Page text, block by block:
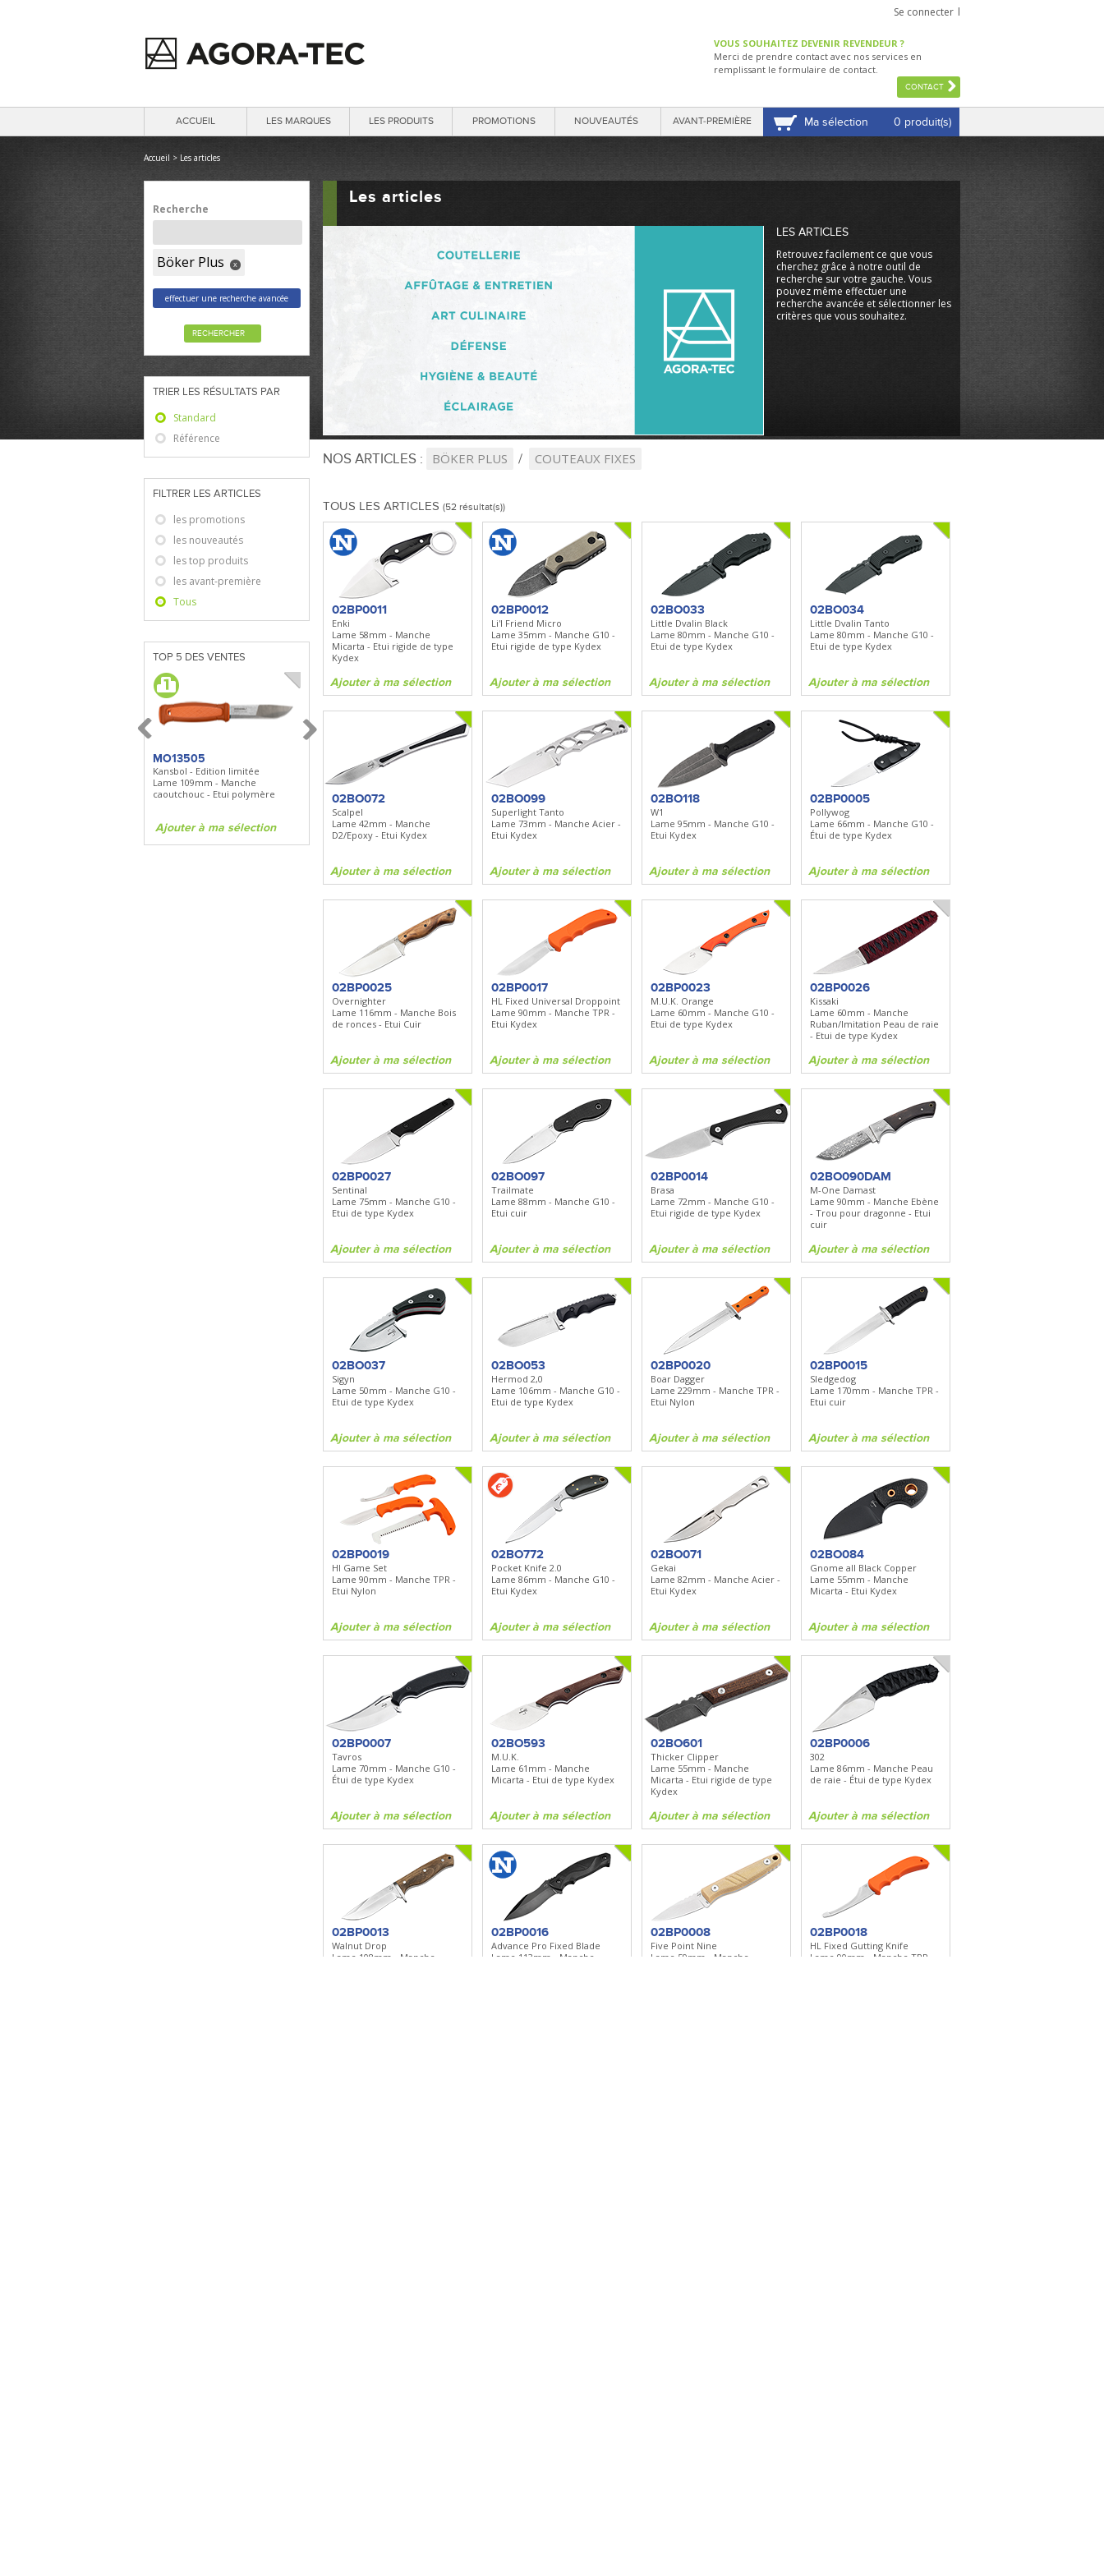
Se connecter
VOUS SOUHAITEZ DEVENIR REVENDEUR ?
Merci de prendre contact avec nos services en
remplissant le formulaire de contact.
CONTACT
ACCUEIL LES MARQUES LES PRODUITS PROMOTIONS NOUVEAUTÉS AVANT-PREMIÈRE Ma sélection 0 produit(s)
Les articles
LES ARTICLES
Retrouvez facilement ce que vous
cherchez grâce à notre outil de
recherche sur votre gauche. Vous
pouvez même effectuer une
recherche avancée et sélectionner les
critères que vous souhaitez.
Accueil > Les articles
Recherche
Böker Plus x
effectuer une recherche avancée
RECHERCHER
TRIER LES RÉSULTATS PAR
Standard
Référence
FILTRER LES ARTICLES
les promotions
les nouveautés
les top produits
les avant-première
Tous
TOP 5 DES VENTES
MO13505
Kansbol - Edition limitée
Lame 109mm - Manche
caoutchouc - Etui polymère
Ajouter à ma sélection
3en1 Pepper Spray + Clip
Clip - 23,7mL
Ajouter à ma sélection
Lame 82mm - Manche Grivory -
Clip réversible
Ajouter à ma sélection
Lame 170mm - Manche bois
Ajouter à ma sélection
DC4 - Pierre à aiguiser
Longueur 100mm -
Diamant/céramique - Etui cuir
Ajouter à ma sélection
NOS ARTICLES : BÖKER PLUS COUTEAUX FIXES
TOUS LES ARTICLES (52 résultat(s))
02BP0011
Enki
Lame 58mm - Manche
Micarta - Etui rigide de type
Kydex
Ajouter à ma sélection
02BP0012
Li'l Friend Micro
Lame 35mm - Manche G10 -
Etui rigide de type Kydex
Ajouter à ma sélection
02BO033
Little Dvalin Black
Lame 80mm - Manche G10 -
Etui de type Kydex
Ajouter à ma sélection
02BO034
Little Dvalin Tanto
Lame 80mm - Manche G10 -
Etui de type Kydex
Ajouter à ma sélection
02BO072
Scalpel
Lame 42mm - Manche
D2/Epoxy - Etui Kydex
Ajouter à ma sélection
02BO099
Superlight Tanto
Lame 73mm - Manche Acier -
Etui Kydex
Ajouter à ma sélection
02BO118
W1
Lame 95mm - Manche G10 -
Etui Kydex
Ajouter à ma sélection
02BP0005
Pollywog
Lame 66mm - Manche G10 -
Étui de type Kydex
Ajouter à ma sélection
02BP0025
Overnighter
Lame 116mm - Manche Bois
de ronces - Etui Cuir
Ajouter à ma sélection
02BP0017
HL Fixed Universal Droppoint
Lame 90mm - Manche TPR -
Etui Kydex
Ajouter à ma sélection
02BP0023
M.U.K. Orange
Lame 60mm - Manche G10 -
Etui de type Kydex
Ajouter à ma sélection
02BP0026
Kissaki
Lame 60mm - Manche
Ruban/Imitation Peau de raie
- Etui de type Kydex
Ajouter à ma sélection
02BP0027
Sentinal
Lame 75mm - Manche G10 -
Etui de type Kydex
Ajouter à ma sélection
02BO097
Trailmate
Lame 88mm - Manche G10 -
Etui cuir
Ajouter à ma sélection
02BP0014
Brasa
Lame 72mm - Manche G10 -
Etui rigide de type Kydex
Ajouter à ma sélection
02BO090DAM
M-One Damast
Lame 90mm - Manche Ebène
- Trou pour dragonne - Etui
cuir
Ajouter à ma sélection
02BO037
Sigyn
Lame 50mm - Manche G10 -
Etui de type Kydex
Ajouter à ma sélection
02BO053
Hermod 2,0
Lame 106mm - Manche G10 -
Etui de type Kydex
Ajouter à ma sélection
02BP0020
Boar Dagger
Lame 229mm - Manche TPR -
Etui Nylon
Ajouter à ma sélection
02BP0015
Sledgedog
Lame 170mm - Manche TPR -
Etui cuir
Ajouter à ma sélection
02BP0019
Hl Game Set
Lame 90mm - Manche TPR -
Etui Nylon
Ajouter à ma sélection
02BO772
Pocket Knife 2.0
Lame 86mm - Manche G10 -
Etui Kydex
Ajouter à ma sélection
02BO071
Gekai
Lame 82mm - Manche Acier -
Etui Kydex
Ajouter à ma sélection
02BO084
Gnome all Black Copper
Lame 55mm - Manche
Micarta - Etui Kydex
Ajouter à ma sélection
02BP0007
Tavros
Lame 70mm - Manche G10 -
Étui de type Kydex
Ajouter à ma sélection
02BO593
M.U.K.
Lame 61mm - Manche
Micarta - Etui de type Kydex
Ajouter à ma sélection
02BO601
Thicker Clipper
Lame 55mm - Manche
Micarta - Etui rigide de type
Kydex
Ajouter à ma sélection
02BP0006
302
Lame 86mm - Manche Peau
de raie - Étui de type Kydex
Ajouter à ma sélection
02BP0013
Walnut Drop
Lame 108mm - Manche
02BP0016
Advance Pro Fixed Blade
Lame 113mm - Manche
02BP0008
Five Point Nine
Lame 59mm - Manche
02BP0018
HL Fixed Gutting Knife
Lame 90mm - Manche TPR -